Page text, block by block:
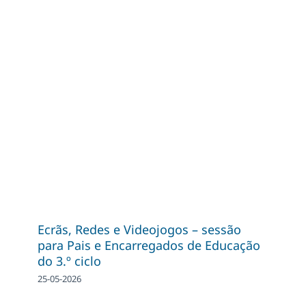
Ecrãs, Redes e Videojogos – sessão
para Pais e Encarregados de Educação
do 3.º ciclo
25-05-2026